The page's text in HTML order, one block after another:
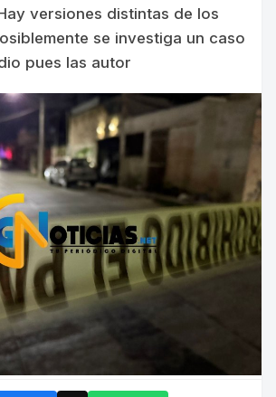
versiones distintas de los
se investiga un caso
pues las autor